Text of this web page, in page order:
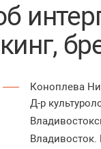
Коноплева
Д-р
Владивосток.